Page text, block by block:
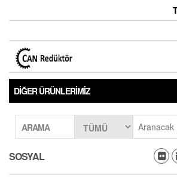
DIĞER ÜRÜNLERIMIZ
ARAMA
SOSYAL